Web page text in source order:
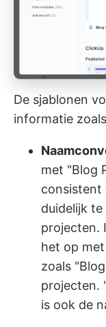
De sjablonen
informatie
met "Blog
consistent
duidelijk
projecten.
het op
zoals
projecten.
is ook de